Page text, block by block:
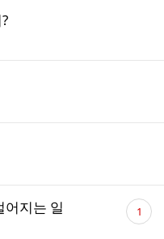
어지는 일
댓
글 1